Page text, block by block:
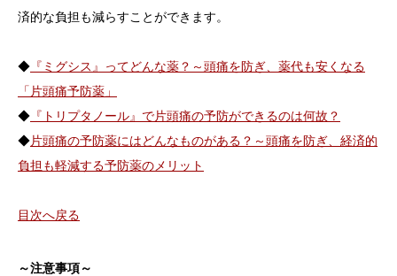
済的な負担も減らすことができます。
◆ 『ミグシス』ってどんな薬？～頭痛を防ぎ、薬代も安くなる
「片頭痛予防薬」
◆ 『トリプタノール』で片頭痛の予防ができるのは何故？
◆片頭痛の予防薬にはどんなものがある？～頭痛を防ぎ、経済的
負担も軽減する予防薬のメリット
目次へ戻る
～注意事項～